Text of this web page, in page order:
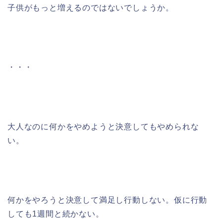
子供がもっと増えるのではないでしょうか。
・・・
大人なのに何かをやめようと決意してもやめられな
い。
何かをやろうと決意して満足し行動しない。仮に行動
しても1週間と続かない。